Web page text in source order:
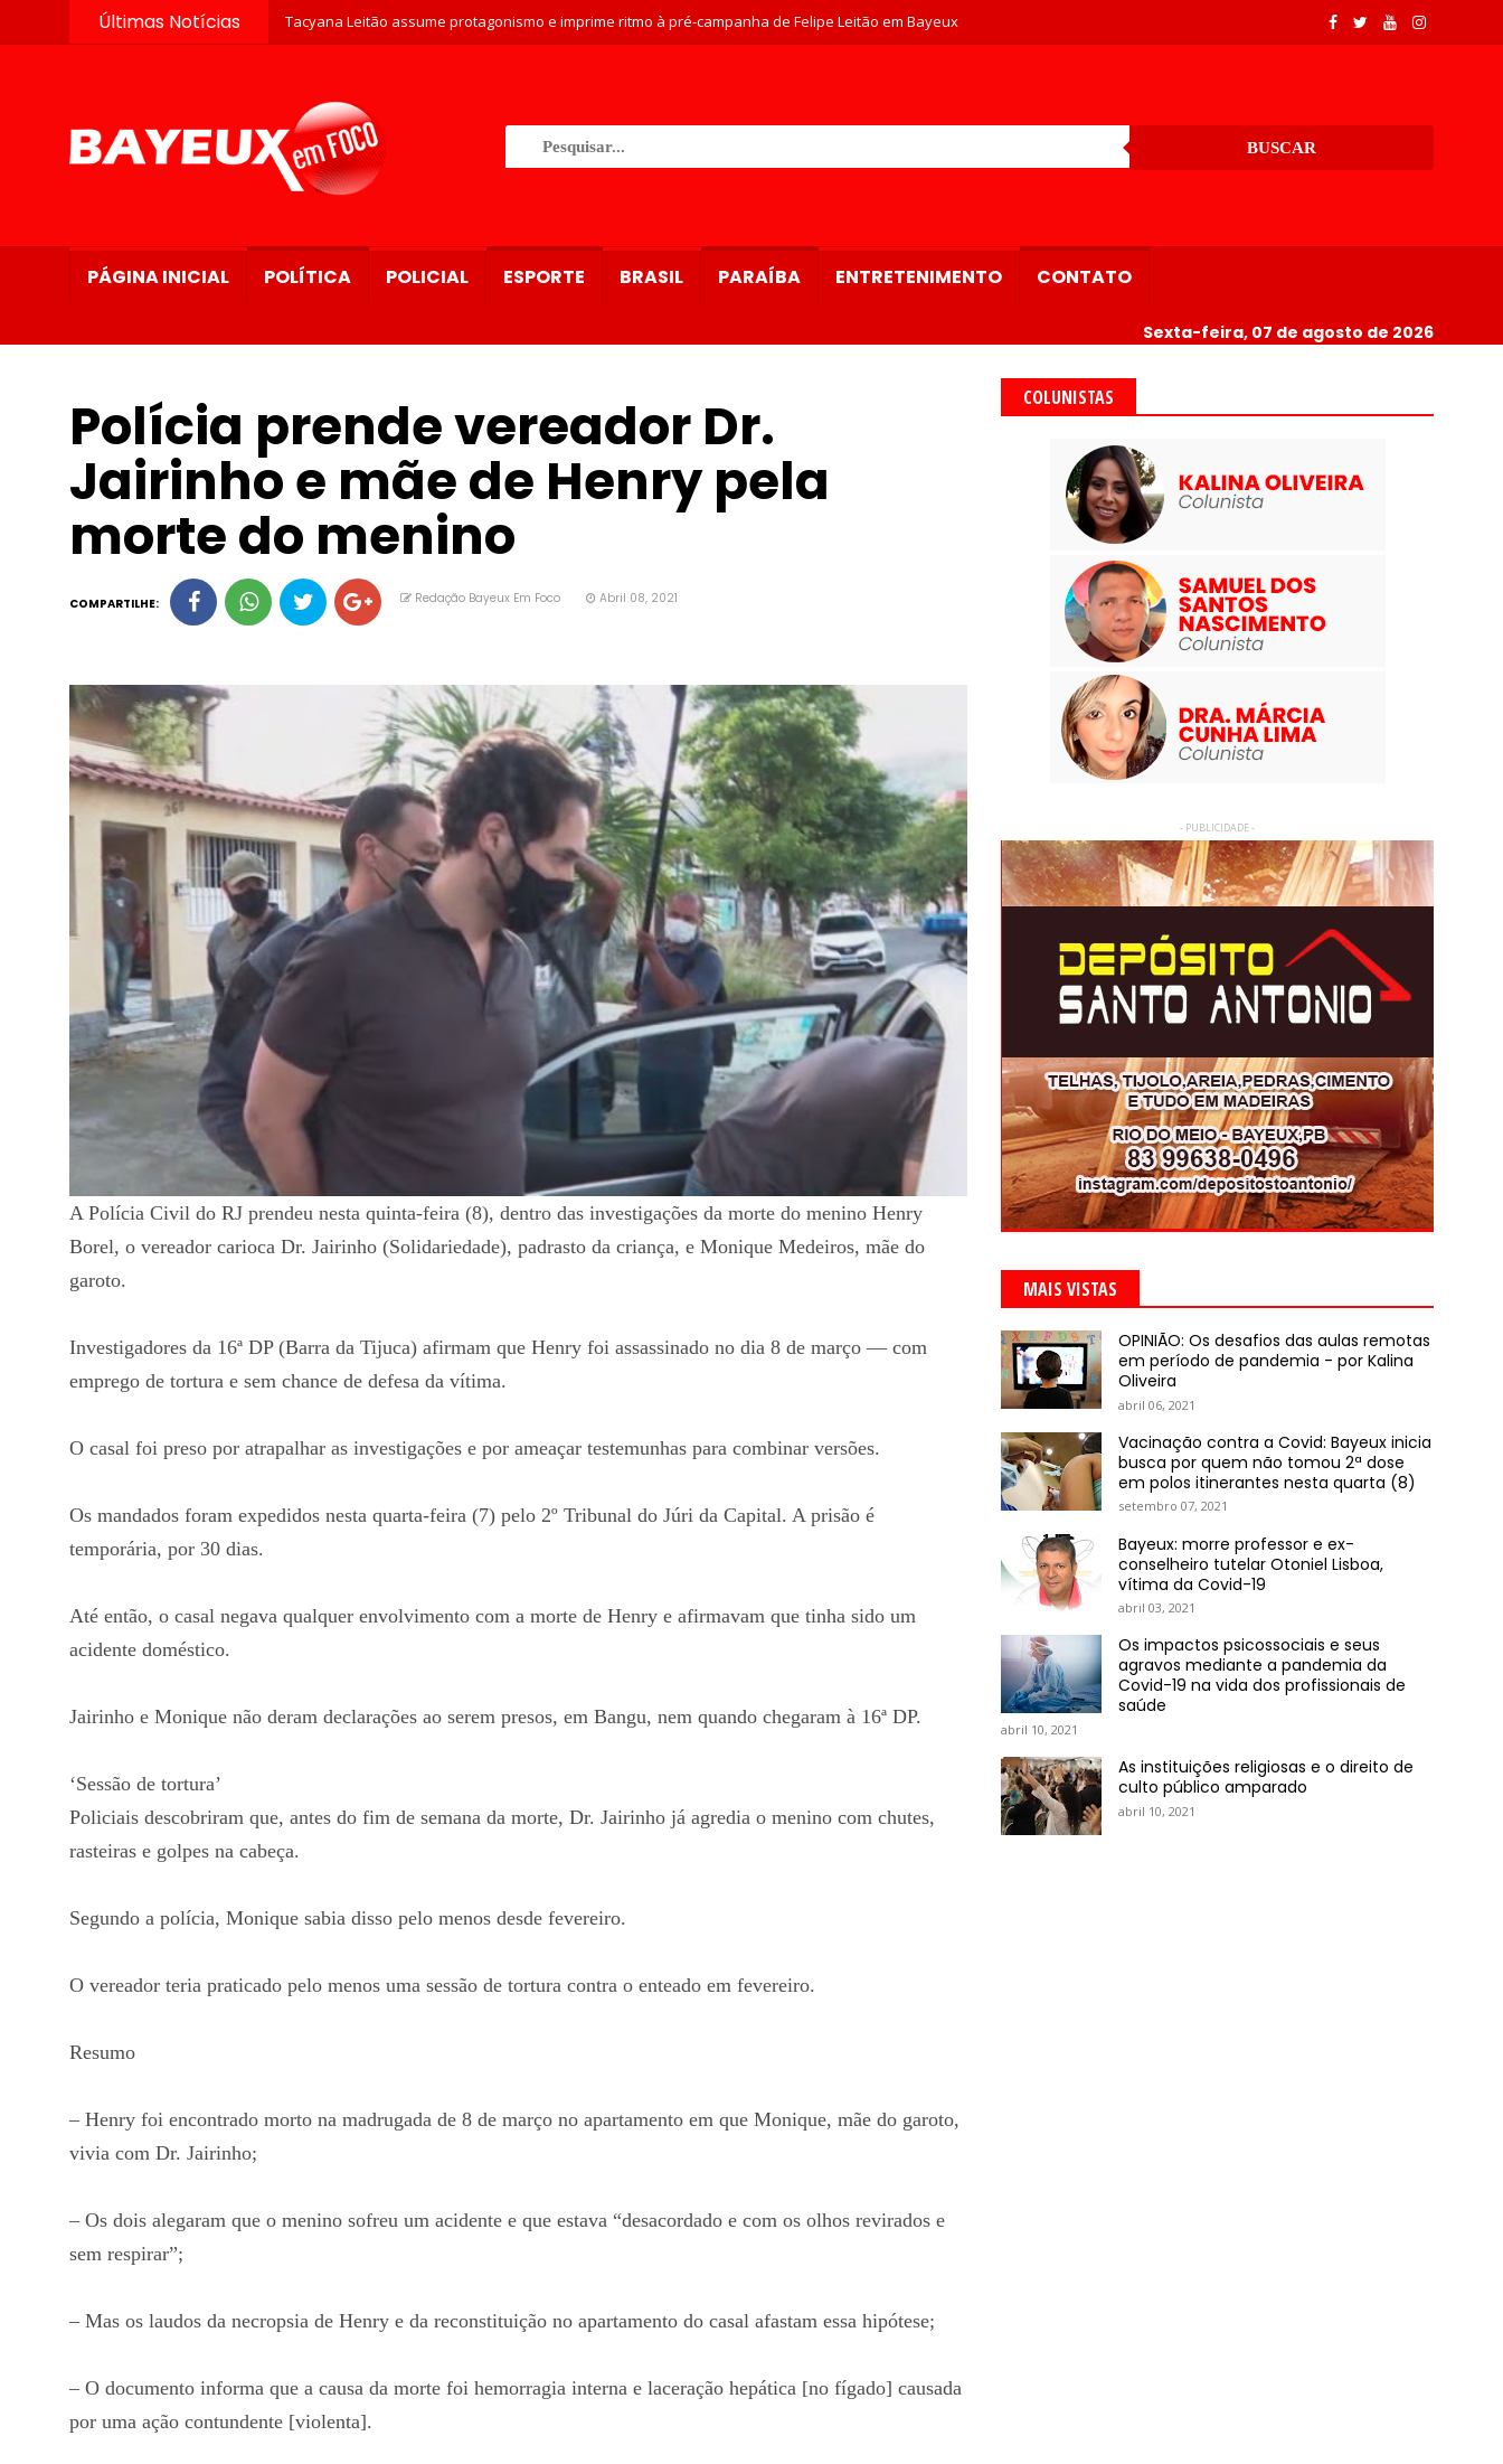
Últimas Notícias Tacyana Leitão assume protagonismo e imprime ritmo à pré-campanha de Felipe Leitão em Bayeux
BUSCAR
PÁGINA INICIAL POLÍTICA POLICIAL ESPORTE BRASIL PARAÍBA ENTRETENIMENTO CONTATO
Sexta-feira, 07 de agosto de 2026
Polícia prende vereador Dr.
Jairinho e mãe de Henry pela
morte do menino
COMPARTILHE: Redação Bayeux Em Foco Abril 08, 2021
A Polícia Civil do RJ prendeu nesta quinta-feira (8), dentro das investigações da morte do menino Henry
Borel, o vereador carioca Dr. Jairinho (Solidariedade), padrasto da criança, e Monique Medeiros, mãe do
garoto.
Investigadores da 16ª DP (Barra da Tijuca) afirmam que Henry foi assassinado no dia 8 de março — com
emprego de tortura e sem chance de defesa da vítima.
O casal foi preso por atrapalhar as investigações e por ameaçar testemunhas para combinar versões.
Os mandados foram expedidos nesta quarta-feira (7) pelo 2º Tribunal do Júri da Capital. A prisão é
temporária, por 30 dias.
Até então, o casal negava qualquer envolvimento com a morte de Henry e afirmavam que tinha sido um
acidente doméstico.
Jairinho e Monique não deram declarações ao serem presos, em Bangu, nem quando chegaram à 16ª DP.
‘Sessão de tortura’
Policiais descobriram que, antes do fim de semana da morte, Dr. Jairinho já agredia o menino com chutes,
rasteiras e golpes na cabeça.
Segundo a polícia, Monique sabia disso pelo menos desde fevereiro.
O vereador teria praticado pelo menos uma sessão de tortura contra o enteado em fevereiro.
Resumo
– Henry foi encontrado morto na madrugada de 8 de março no apartamento em que Monique, mãe do garoto,
vivia com Dr. Jairinho;
– Os dois alegaram que o menino sofreu um acidente e que estava “desacordado e com os olhos revirados e
sem respirar”;
– Mas os laudos da necropsia de Henry e da reconstituição no apartamento do casal afastam essa hipótese;
– O documento informa que a causa da morte foi hemorragia interna e laceração hepática [no fígado] causada
por uma ação contundente [violenta].
COLUNISTAS
- PUBLICIDADE -
MAIS VISTAS
OPINIÃO: Os desafios das aulas remotas
em período de pandemia - por Kalina
Oliveira
abril 06, 2021
Vacinação contra a Covid: Bayeux inicia
busca por quem não tomou 2ª dose
em polos itinerantes nesta quarta (8)
setembro 07, 2021
Bayeux: morre professor e ex-
conselheiro tutelar Otoniel Lisboa,
vítima da Covid-19
abril 03, 2021
Os impactos psicossociais e seus
agravos mediante a pandemia da
Covid-19 na vida dos profissionais de
saúde
abril 10, 2021
As instituições religiosas e o direito de
culto público amparado
abril 10, 2021